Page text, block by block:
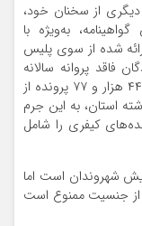
از سخنان خود،
به‌ویژه با
شده از سوی پلیس
فاقد پروانه سالانه
منجر به نقص عضو یا تلفات انسانی می‌شود و ۴۴ هزار و ۷۷ پرونده از
سال گذشته استان، به این جرم
پرونده‌های کیفری را شامل
شهروندان است اما
از جنسیت ممنوع است